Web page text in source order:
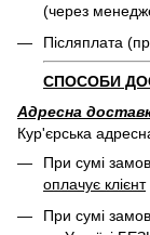
(через
Післяплата
СПОСОБИ
Адресна
Кур'єрська
При сумі
оплачує клієнт
При сумі